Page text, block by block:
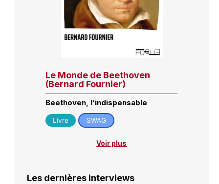
Le Monde de Beethoven
(Bernard Fournier)
Beethoven, l’indispensable
Livre SWAG
Voir plus
Les dernières interviews